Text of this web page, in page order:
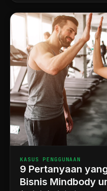
KASUS PENGGUNAAN
9 Pertanyaan
Bisnis Mindbody